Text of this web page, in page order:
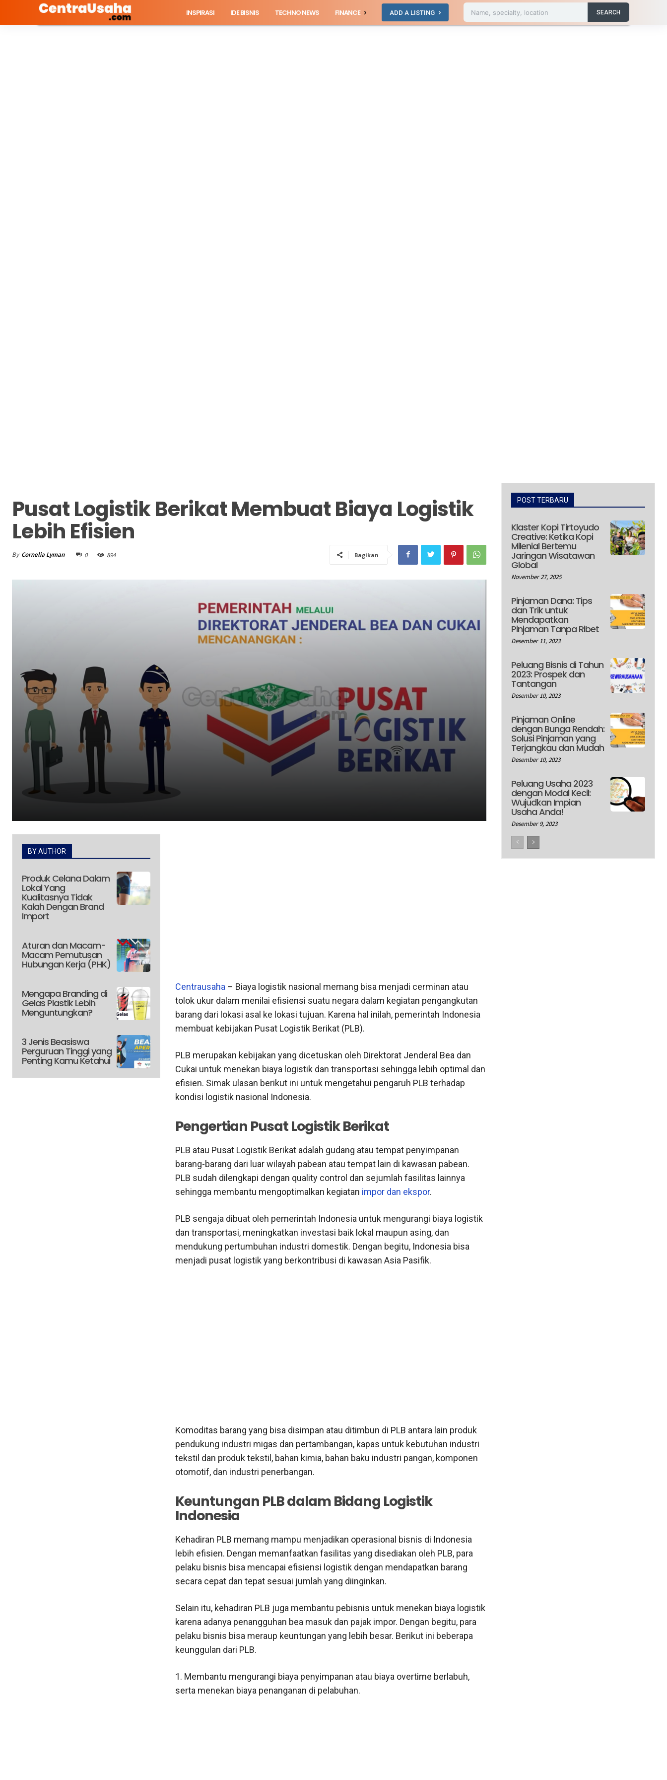
INSPIRASI IDE BISNIS TECHNO NEWS FINANCE ADD A LISTING Name, specialty, location SEARCH
Pusat Logistik Berikat Membuat Biaya Logistik
Lebih Efisien
By Cornelia Lyman 0 894 Bagikan
BY AUTHOR
Produk Celana Dalam
Lokal Yang
Kualitasnya Tidak
Kalah Dengan Brand
Import
Aturan dan Macam-
Macam Pemutusan
Hubungan Kerja (PHK)
Mengapa Branding di
Gelas Plastik Lebih
Menguntungkan?
3 Jenis Beasiswa
Perguruan Tinggi yang
Penting Kamu Ketahui
Centrausaha – Biaya logistik nasional memang bisa menjadi cerminan atau
tolok ukur dalam menilai efisiensi suatu negara dalam kegiatan pengangkutan
barang dari lokasi asal ke lokasi tujuan. Karena hal inilah, pemerintah Indonesia
membuat kebijakan Pusat Logistik Berikat (PLB).
PLB merupakan kebijakan yang dicetuskan oleh Direktorat Jenderal Bea dan
Cukai untuk menekan biaya logistik dan transportasi sehingga lebih optimal dan
efisien. Simak ulasan berikut ini untuk mengetahui pengaruh PLB terhadap
kondisi logistik nasional Indonesia.
Pengertian Pusat Logistik Berikat
PLB atau Pusat Logistik Berikat adalah gudang atau tempat penyimpanan
barang-barang dari luar wilayah pabean atau tempat lain di kawasan pabean.
PLB sudah dilengkapi dengan quality control dan sejumlah fasilitas lainnya
sehingga membantu mengoptimalkan kegiatan impor dan ekspor.
PLB sengaja dibuat oleh pemerintah Indonesia untuk mengurangi biaya logistik
dan transportasi, meningkatkan investasi baik lokal maupun asing, dan
mendukung pertumbuhan industri domestik. Dengan begitu, Indonesia bisa
menjadi pusat logistik yang berkontribusi di kawasan Asia Pasifik.
Komoditas barang yang bisa disimpan atau ditimbun di PLB antara lain produk
pendukung industri migas dan pertambangan, kapas untuk kebutuhan industri
tekstil dan produk tekstil, bahan kimia, bahan baku industri pangan, komponen
otomotif, dan industri penerbangan.
Keuntungan PLB dalam Bidang Logistik
Indonesia
Kehadiran PLB memang mampu menjadikan operasional bisnis di Indonesia
lebih efisien. Dengan memanfaatkan fasilitas yang disediakan oleh PLB, para
pelaku bisnis bisa mencapai efisiensi logistik dengan mendapatkan barang
secara cepat dan tepat sesuai jumlah yang diinginkan.
Selain itu, kehadiran PLB juga membantu pebisnis untuk menekan biaya logistik
karena adanya penangguhan bea masuk dan pajak impor. Dengan begitu, para
pelaku bisnis bisa meraup keuntungan yang lebih besar. Berikut ini beberapa
keunggulan dari PLB.
1. Membantu mengurangi biaya penyimpanan atau biaya overtime berlabuh,
serta menekan biaya penanganan di pelabuhan.
POST TERBARU
Klaster Kopi Tirtoyudo
Creative: Ketika Kopi
Milenial Bertemu
Jaringan Wisatawan
Global
November 27, 2025
Pinjaman Dana: Tips
dan Trik untuk
Mendapatkan
Pinjaman Tanpa Ribet
Desember 11, 2023
Peluang Bisnis di Tahun
2023: Prospek dan
Tantangan
Desember 10, 2023
Pinjaman Online
dengan Bunga Rendah:
Solusi Pinjaman yang
Terjangkau dan Mudah
Desember 10, 2023
Peluang Usaha 2023
dengan Modal Kecil:
Wujudkan Impian
Usaha Anda!
Desember 9, 2023